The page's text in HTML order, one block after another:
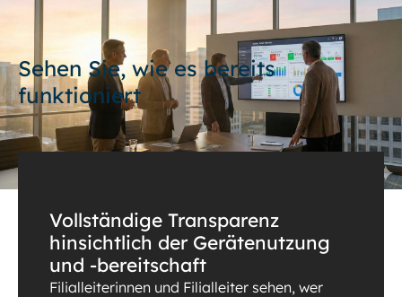
Sehen Sie, wie es bereits
funktioniert
Vollständige Transparenz
hinsichtlich der Gerätenutzung
und -bereitschaft
Filialleiterinnen und Filialleiter sehen, wer